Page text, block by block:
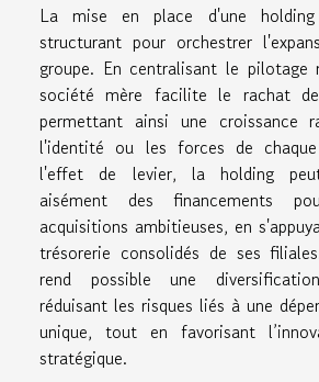
La mise en place d'une
structurant pour orchestrer
groupe. En centralisant le
société mère facilite le rachat
permettant ainsi une croissance
l'identité ou les forces de
l'effet de levier, la holding
aisément des financements
acquisitions ambitieuses, en
trésorerie consolidés de ses
rend possible une
réduisant les risques liés à une
unique, tout en favorisant
stratégique.